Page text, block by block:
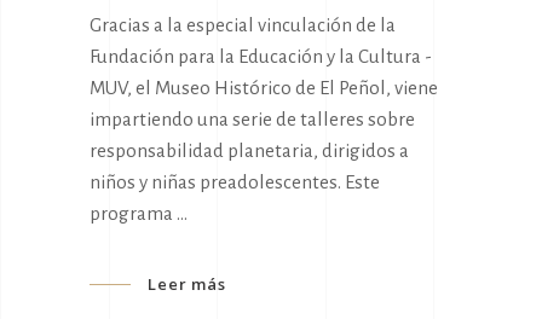
Gracias a la especial vinculación de la
Fundación para la Educación y la Cultura -
MUV, el Museo Histórico de El Peñol, viene
impartiendo una serie de talleres sobre
responsabilidad planetaria, dirigidos a
niños y niñas preadolescentes. Este
programa
Leer más